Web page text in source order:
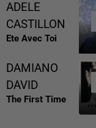
ADELE
CASTILLON
Ete Avec Toi
DAMIANO
DAVID
The First Time